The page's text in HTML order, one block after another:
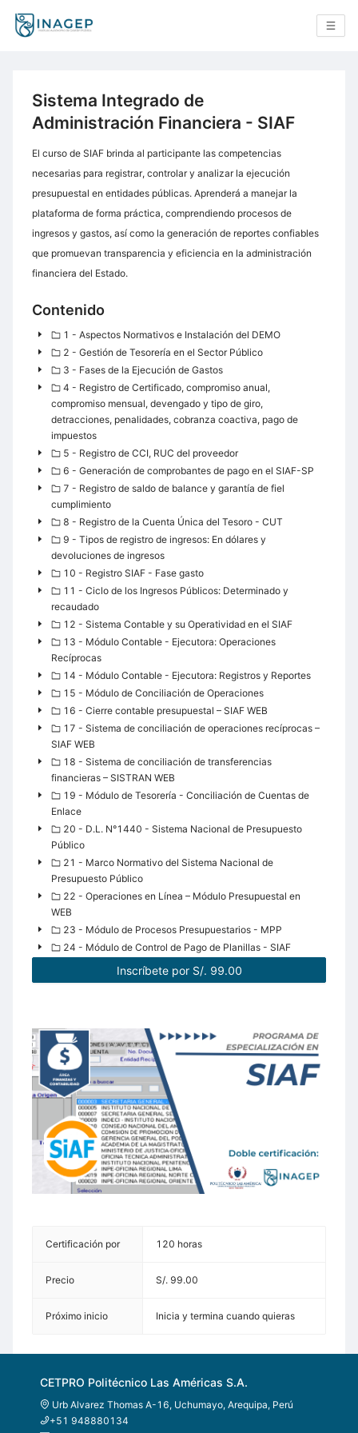
Sistema Integrado de
Administración Financiera - SIAF
El curso de SIAF brinda al participante las competencias
necesarias para registrar, controlar y analizar la ejecución
presupuestal en entidades públicas. Aprenderá a manejar la
plataforma de forma práctica, comprendiendo procesos de
ingresos y gastos, así como la generación de reportes confiables
que promuevan transparencia y eficiencia en la administración
financiera del Estado.
Contenido
1 - Aspectos Normativos e Instalación del DEMO
2 - Gestión de Tesorería en el Sector Público
3 - Fases de la Ejecución de Gastos
4 - Registro de Certificado, compromiso anual,
compromiso mensual, devengado y tipo de giro,
detracciones, penalidades, cobranza coactiva, pago de
impuestos
5 - Registro de CCI, RUC del proveedor
6 - Generación de comprobantes de pago en el SIAF-SP
7 - Registro de saldo de balance y garantía de fiel
cumplimiento
8 - Registro de la Cuenta Única del Tesoro - CUT
9 - Tipos de registro de ingresos: En dólares y
devoluciones de ingresos
10 - Registro SIAF - Fase gasto
11 - Ciclo de los Ingresos Públicos: Determinado y
recaudado
12 - Sistema Contable y su Operatividad en el SIAF
13 - Módulo Contable - Ejecutora: Operaciones
Recíprocas
14 - Módulo Contable - Ejecutora: Registros y Reportes
15 - Módulo de Conciliación de Operaciones
16 - Cierre contable presupuestal – SIAF WEB
17 - Sistema de conciliación de operaciones recíprocas –
SIAF WEB
18 - Sistema de conciliación de transferencias
financieras – SISTRAN WEB
19 - Módulo de Tesorería - Conciliación de Cuentas de
Enlace
20 - D.L. N°1440 - Sistema Nacional de Presupuesto
Público
21 - Marco Normativo del Sistema Nacional de
Presupuesto Público
22 - Operaciones en Línea – Módulo Presupuestal en
WEB
23 - Módulo de Procesos Presupuestarios - MPP
24 - Módulo de Control de Pago de Planillas - SIAF
Inscríbete por S/. 99.00
Certificación por 120 horas
Precio S/. 99.00
Próximo inicio Inicia y termina cuando quieras
CETPRO Politécnico Las Américas S.A.
Urb Alvarez Thomas A-16, Uchumayo, Arequipa, Perú
+51 948880134